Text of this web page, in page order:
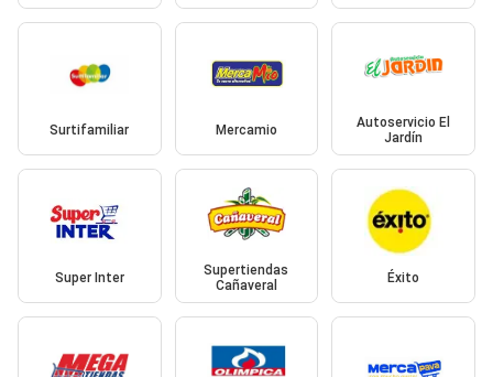
Surtifamiliar Mercamio
Autoservicio El
Jardín
Super Inter
Supertiendas
Cañaveral
Éxito